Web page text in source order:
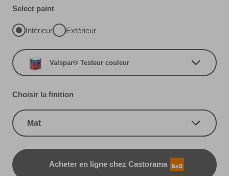
Select paint
Intérieur Extérieur
Valspar® Testeur couleur
Choisir la finition
Mat
Acheter en ligne chez Castorama
B&Q